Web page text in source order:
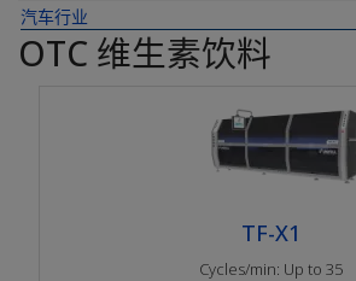
汽车行业
OTC 维生素饮料
TF-X1
Cycles/min: Up to 35